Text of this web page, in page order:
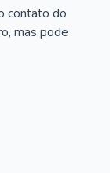
contato do
mas pode